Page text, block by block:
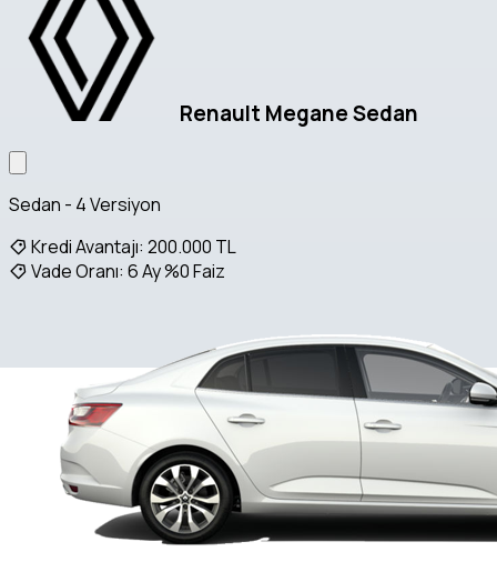
Renault Megane Sedan
Sedan - 4 Versiyon
Kredi Avantajı: 200.000 TL
Vade Oranı: 6 Ay %0 Faiz